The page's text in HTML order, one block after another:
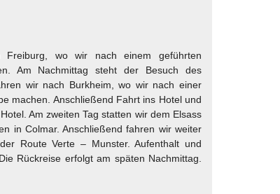
wo wir nach einem geführten
Am Nachmittag steht der Besuch des
wir nach Burkheim, wo wir nach einer
machen. Anschließend Fahrt ins Hotel und
Am zweiten Tag statten wir dem Elsass
in Colmar. Anschließend fahren wir weiter
Route Verte – Munster. Aufenthalt und
Rückreise erfolgt am späten Nachmittag.